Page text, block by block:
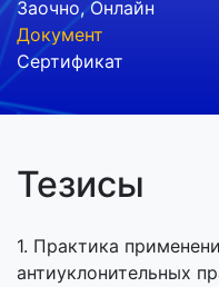
Заочно,Онлайн
Документ
Сертификат
Тезисы
1. Практика
антиуклонительных